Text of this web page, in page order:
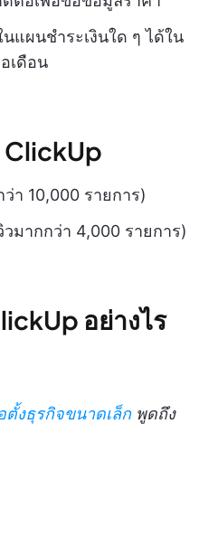
นแผนชำระเงินใด ๆ ได้ใน
เดือน
า 10,000 รายการ)
มากกว่า 4,000 รายการ)
อย่างไร
ตั้งธุรกิจขนาดเล็ก พูดถึง